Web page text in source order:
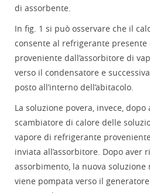
di assorbente.
In fig. 1 si può osservare che il
consente al refrigerante presente
proveniente dall’assorbitore di
verso il condensatore e
posto all’interno dell’abitacolo.
La soluzione povera, invece,
scambiatore di calore delle
vapore di refrigerante
inviata all’assorbitore. Dopo aver
assorbimento, la nuova
viene pompata verso il